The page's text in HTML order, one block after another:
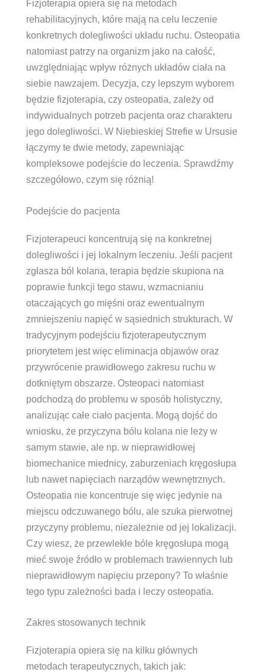
Fizjoterapia opiera się na metodach
rehabilitacyjnych, które mają na celu leczenie
konkretnych dolegliwości układu ruchu. Osteopatia
natomiast patrzy na organizm jako na całość,
uwzględniając wpływ różnych układów ciała na
siebie nawzajem. Decyzja, czy lepszym wyborem
będzie fizjoterapia, czy osteopatia, zależy od
indywidualnych potrzeb pacjenta oraz charakteru
jego dolegliwości. W Niebieskiej Strefie w Ursusie
łączymy te dwie metody, zapewniając
kompleksowe podejście do leczenia. Sprawdźmy
szczegółowo, czym się różnią!
Podejście do pacjenta
Fizjoterapeuci koncentrują się na konkretnej
dolegliwości i jej lokalnym leczeniu. Jeśli pacjent
zgłasza ból kolana, terapia będzie skupiona na
poprawie funkcji tego stawu, wzmacnianiu
otaczających go mięśni oraz ewentualnym
zmniejszeniu napięć w sąsiednich strukturach. W
tradycyjnym podejściu fizjoterapeutycznym
priorytetem jest więc eliminacja objawów oraz
przywrócenie prawidłowego zakresu ruchu w
dotkniętym obszarze. Osteopaci natomiast
podchodzą do problemu w sposób holistyczny,
analizując całe ciało pacjenta. Mogą dojść do
wniosku, że przyczyna bólu kolana nie leży w
samym stawie, ale np. w nieprawidłowej
biomechanice miednicy, zaburzeniach kręgosłupa
lub nawet napięciach narządów wewnętrznych.
Osteopatia nie koncentruje się więc jedynie na
miejscu odczuwanego bólu, ale szuka pierwotnej
przyczyny problemu, niezależnie od jej lokalizacji.
Czy wiesz, że przewlekłe bóle kręgosłupa mogą
mieć swoje źródło w problemach trawiennych lub
nieprawidłowym napięciu przepony? To właśnie
tego typu zależności bada i leczy osteopatia.
Zakres stosowanych technik
Fizjoterapia opiera się na kilku głównych
metodach terapeutycznych, takich jak: